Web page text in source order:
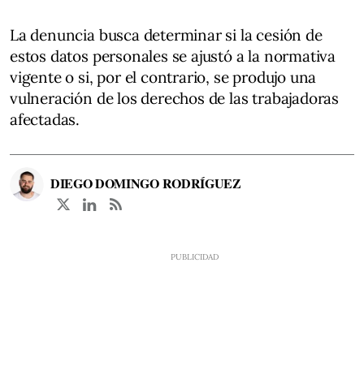
La denuncia busca determinar si la cesión de
estos datos personales se ajustó a la normativa
vigente o si, por el contrario, se produjo una
vulneración de los derechos de las trabajadoras
afectadas.
DIEGO DOMINGO RODRÍGUEZ